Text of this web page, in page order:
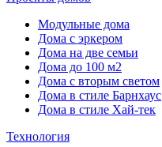
Модульные дома
Дома с эркером
Дома на две семьи
Дома до 100 м2
Дома с вторым светом
Дома в стиле Барнхаус
Дома в стиле Хай-тек
Технология